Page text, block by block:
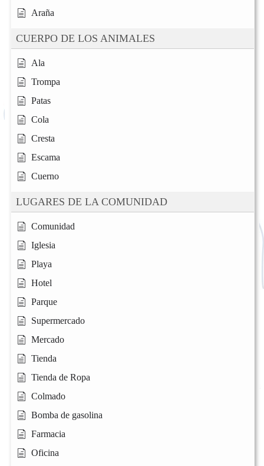
Araña
CUERPO DE LOS ANIMALES
Ala
Trompa
Patas
Cola
Cresta
Escama
Cuerno
LUGARES DE LA COMUNIDAD
Comunidad
Iglesia
Playa
Hotel
Parque
Supermercado
Mercado
Tienda
Tienda de Ropa
Colmado
Bomba de gasolina
Farmacia
Oficina